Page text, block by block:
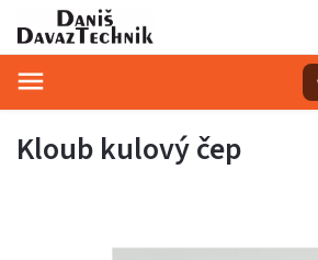
Kloub kulový čep